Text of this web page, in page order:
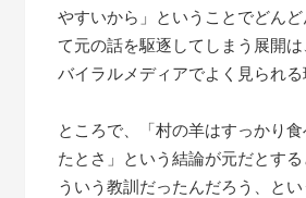
やすいから」ということでどん
て元の話を駆逐してしまう展開
バイラルメディアでよく見られる
ところで、「村の羊はすっかり
たとさ」という結論が元だとす
ういう教訓だったんだろう、と